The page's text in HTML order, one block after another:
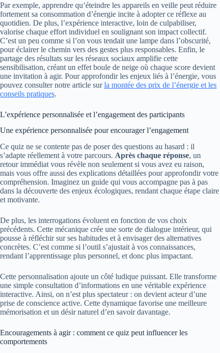
Par exemple, apprendre qu’éteindre les appareils en veille peut réduire
fortement sa consommation d’énergie incite à adopter ce réflexe au
quotidien. De plus, l’expérience interactive, loin de culpabiliser,
valorise chaque effort individuel en soulignant son impact collectif.
C’est un peu comme si l’on vous tendait une lampe dans l’obscurité,
pour éclairer le chemin vers des gestes plus responsables. Enfin, le
partage des résultats sur les réseaux sociaux amplifie cette
sensibilisation, créant un effet boule de neige où chaque score devient
une invitation à agir. Pour approfondir les enjeux liés à l’énergie, vous
pouvez consulter notre article surla montée des prix de l’énergie et les
conseils pratiques.
L’expérience personnalisée et l’engagement des participants
Une expérience personnalisée pour encourager l’engagement
Ce quiz ne se contente pas de poser des questions au hasard : il
s’adapte réellement à votre parcours. Après chaque réponse, un
retour immédiat vous révèle non seulement si vous avez eu raison,
mais vous offre aussi des explications détaillées pour approfondir votre
compréhension. Imaginez un guide qui vous accompagne pas à pas
dans la découverte des enjeux écologiques, rendant chaque étape claire
et motivante.
De plus, les interrogations évoluent en fonction de vos choix
précédents. Cette mécanique crée une sorte de dialogue intérieur, qui
pousse à réfléchir sur ses habitudes et à envisager des alternatives
concrètes. C’est comme si l’outil s’ajustait à vos connaissances,
rendant l’apprentissage plus personnel, et donc plus impactant.
Cette personnalisation ajoute un côté ludique puissant. Elle transforme
une simple consultation d’informations en une véritable expérience
interactive. Ainsi, on n’est plus spectateur : on devient acteur d’une
prise de conscience active. Cette dynamique favorise une meilleure
mémorisation et un désir naturel d’en savoir davantage.
Encouragements à agir : comment ce quiz peut influencer les
comportements